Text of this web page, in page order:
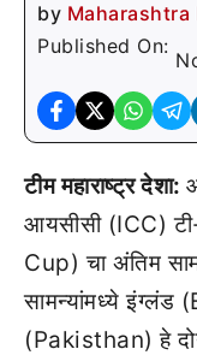
by Maharashtra
Published On:
टीम महाराष्ट्र देशा:
आयसीसी (ICC)
Cup) चा अंतिम
सामन्यांमध्ये इंग्लंड
(Pakisthan) हे